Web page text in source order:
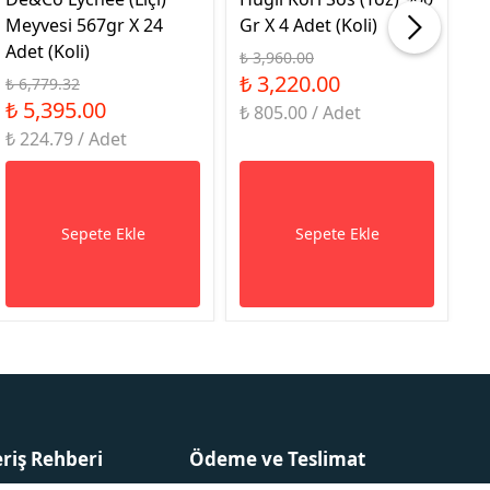
Meyvesi 567gr X 24
Adet (Koli)
₺ 6,779.32
₺ 5,395.00
₺ 224.79 / Adet
Sepete Ekle
Gr X 4 Adet (Koli)
₺ 3,960.00
₺ 3,220.00
₺ 805.00 / Adet
Sepete Ekle
Rehberi Ödeme ve Teslimat